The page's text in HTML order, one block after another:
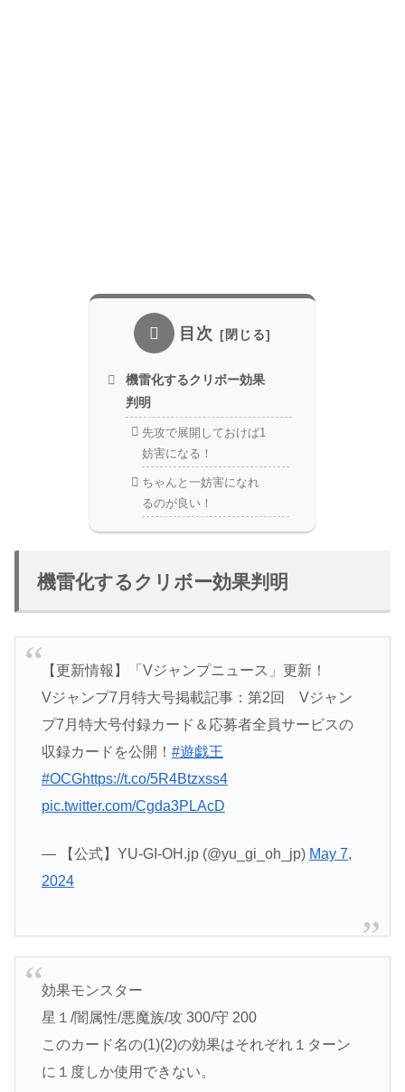
目次
機雷化するクリボー効果
判明
先攻で展開しておけば1
妨害になる！
ちゃんと一妨害になれ
るのが良い！
機雷化するクリボー効果判明
【更新情報】「Vジャンプニュース」更新！
Vジャンプ7月特大号掲載記事：第2回 Vジャン
プ7月特大号付録カード＆応募者全員サービスの
収録カードを公開！ #遊戯王
#OCGhttps://t.co/5R4Btzxss4
pic.twitter.com/Cgda3PLAcD
— 【公式】YU-GI-OH.jp (@yu_gi_oh_jp) May 7,
2024
効果モンスター
星１/闇属性/悪魔族/攻 300/守 200
このカード名の(1)(2)の効果はそれぞれ１ターン
に１度しか使用できない。